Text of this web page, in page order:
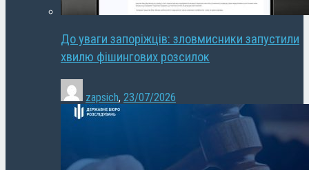
До уваги запоріжців: зловмисники запустили
хвилю фішингових розсилок
zapsich, 23/07/2026